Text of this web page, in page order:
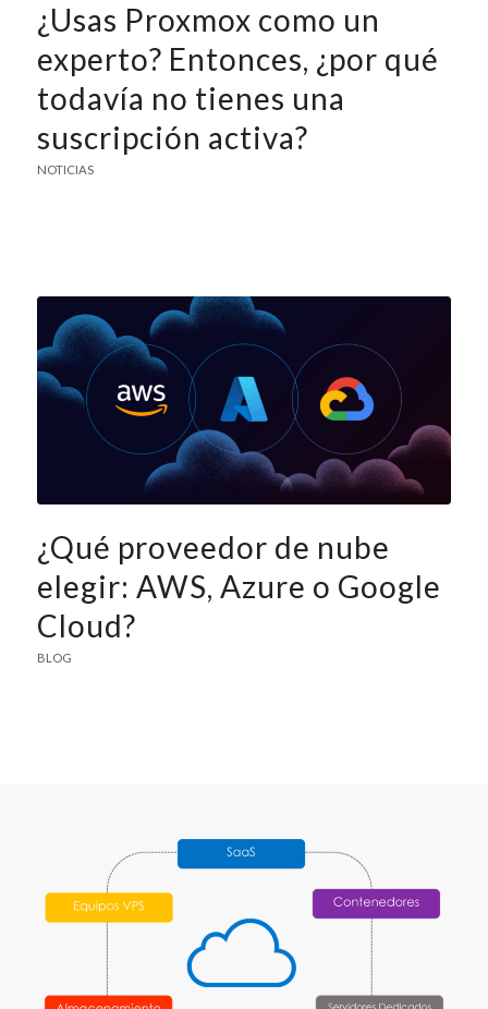
¿Usas Proxmox como un
experto? Entonces, ¿por qué
todavía no tienes una
suscripción activa?
NOTICIAS
¿Qué proveedor de nube
elegir: AWS, Azure o Google
Cloud?
BLOG